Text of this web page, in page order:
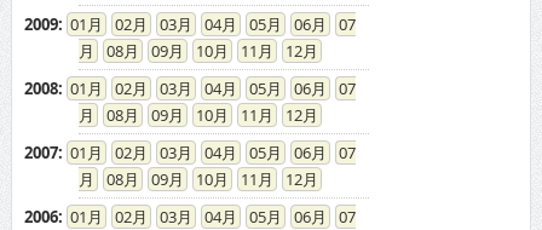
2009: 01 02 03 04 05 06
07
08
09 10 11
12
2008: 01 02 03 04 05 06
07
08
09 10 11
12
2007: 01 02 03 04 05 06
07
08
09 10 11
12
2006: 01 02 03 04 05 06
07